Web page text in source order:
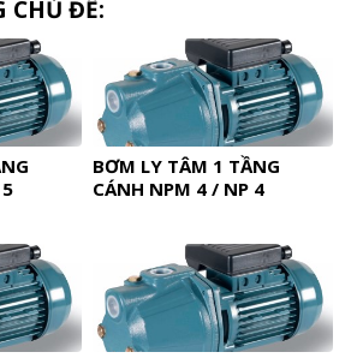
CHỦ ĐỀ:
BƠM LY TÂM 1 TẦNG
CÁNH NPM 4 / NP 4